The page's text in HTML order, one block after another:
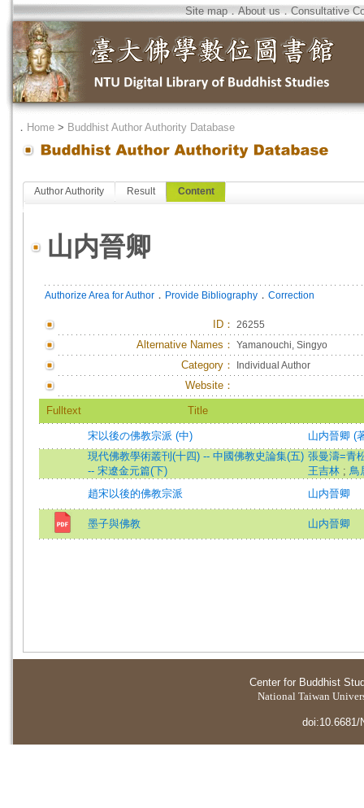
Site map．About us．Consultative
． Home > Buddhist Author Authority Database
Author Authority Result Content
山内晉卿
Authorize Area for Author ． Provide Bibliography ． Correction
ID ： 26255
Alternative Names： Yamanouchi, Singyo
Category： Individual Author
Website：
Fulltext Title
宋以後の佛教宗派 (中)
山内晉卿 (
現代佛教學術叢刊(十四) -- 中國佛教史論集(五)
-- 宋遼金元篇(下)
張曼濤=青
王吉林 ; 鳥
趙宋以後的佛教宗派
山内晉卿
墨子與佛教 山内晉卿
Center for Buddhist
National Taiwan
doi:10.6681/